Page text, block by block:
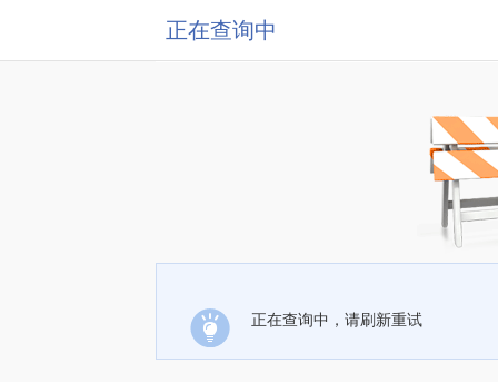
正在查询中
正在查询中，请刷新重试